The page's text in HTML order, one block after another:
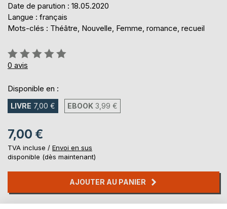
Date de parution : 18.05.2020
Langue : français
Mots-clés : Théâtre, Nouvelle, Femme, romance, recueil
Évaluation:
0%
0 avis
Disponible en :
LIVRE 7,00 € EBOOK 3,99 €
7,00 €
TVA incluse / Envoi en sus
disponible (dès maintenant)
AJOUTER AU PANIER